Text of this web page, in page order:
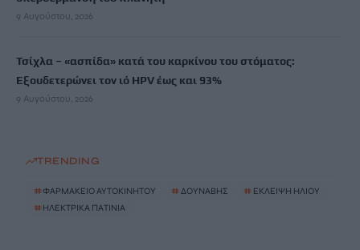
9 Αυγούστου, 2026
Τσίχλα – «ασπίδα» κατά του καρκίνου του στόματος:
Εξουδετερώνει τον ιό HPV έως και 93%
9 Αυγούστου, 2026
TRENDING
#ΦΑΡΜΑΚΕΙΟ ΑΥΤΟΚΙΝΗΤΟΥ # ΔΟΥΝΑΒΗΣ # ΕΚΛΕΙΨΗ ΗΛΙΟΥ
# ΗΛΕΚΤΡΙΚΑ ΠΑΤΙΝΙΑ